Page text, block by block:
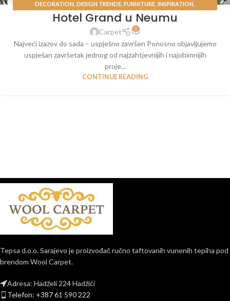
DECORATION DESIGN TRENDS FURNITURE INSPIRATION
UNCATEGORIZED
Hotel Grand u Neumu
Carpet 0
Najveći izazov do sada – uspješno završen Ponosno objavljujemo
uspješan završetak jednog od najzahtjevnijih i najobimnijih
proje...
CONTINUE READING
Tepsa d.o.o. Sarajevo je proizvođač ručno taftovanih vunenih tepiha pod
brendom Wool Carpet.
Adresa: Hadželi 224 Hadžići
Telefon: +387 61 590 222